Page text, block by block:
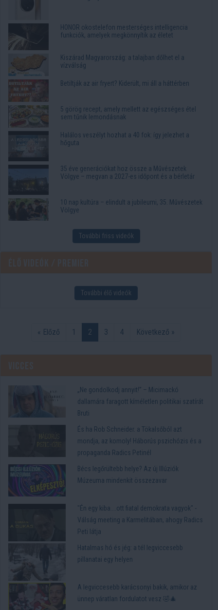
HONOR okostelefon mesterséges intelligencia
funkciók, amelyek megkönnyítik az életet
Kiszárad Magyarország: a talajban dőlhet el a
vízválság
Betiltják az air fryert? Kiderült, mi áll a háttérben
5 görög recept, amely mellett az egészséges étel
sem tűnik lemondásnak
Halálos veszélyt hozhat a 40 fok: így jelezhet a
hőguta
35 éve generációkat hoz össze a Művészetek
Völgye – megvan a 2027-es időpont és a bérletár
10 nap kultúra – elindult a jubileumi, 35. Művészetek
Völgye
További friss videók
További élő videók
« Előző 1 2 3 4 Következő »
„Ne gondolkodj annyit!” – Micimackó
dallamára faragott kíméletlen politikai szatírát
Bruti
És ha Rob Schneider. a Tökalsőból azt
mondja, az komoly! Háborús pszichózis és a
propaganda Radics Petinél
Bécs legőrültebb helye? Az új Illúziók
Múzeuma mindenkit összezavar
"Én egy kiba....ott fiatal demokrata vagyok" -
Válság meeting a Karmelitában, ahogy Radics
Peti látja
Hatalmas hó és jég: a tél legviccesebb
pillanatai egy helyen
A legviccesebb karácsonyi bakik, amikor az
ünnep váratlan fordulatot vesz 🤣🎄